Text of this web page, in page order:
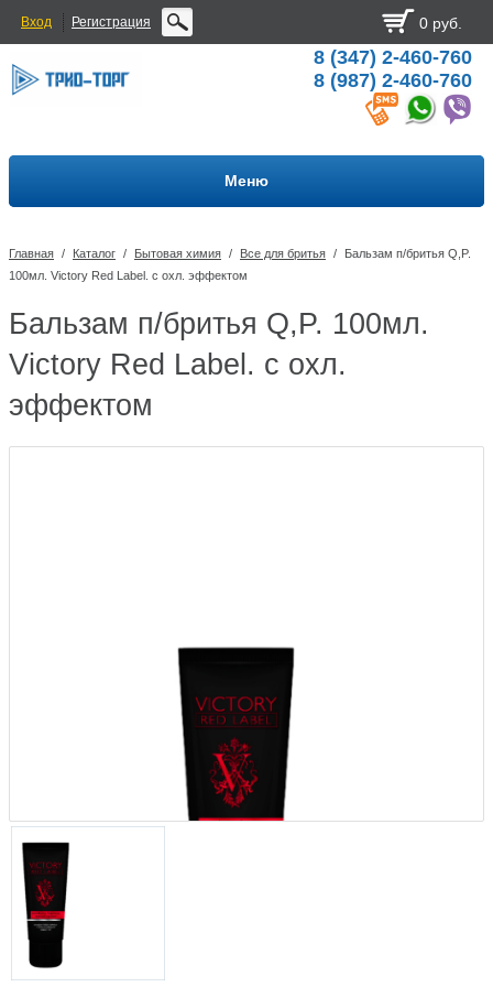
Вход Регистрация 0 руб.
8 (347) 2-460-760
8 (987) 2-460-760
Меню
Главная / Каталог / Бытовая химия / Все для бритья /
Бальзам п/бритья Q,P.
100мл. Victory Red Label. с охл. эффектом
Бальзам п/бритья Q,P. 100мл.
Victory Red Label. с охл.
эффектом